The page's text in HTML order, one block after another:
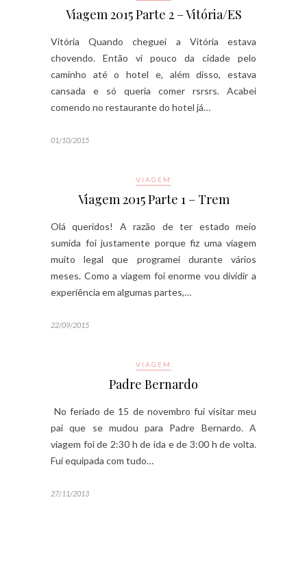
Viagem 2015 Parte 2 – Vitória/ES
Vitória Quando cheguei a Vitória estava
chovendo. Então vi pouco da cidade pelo
caminho até o hotel e, além disso, estava
cansada e só queria comer rsrsrs. Acabei
comendo no restaurante do hotel já…
01/10/2015
VIAGEM
Viagem 2015 Parte 1 – Trem
Olá queridos! A razão de ter estado meio
sumida foi justamente porque fiz uma viagem
muito legal que programei durante vários
meses. Como a viagem foi enorme vou dividir a
experiência em algumas partes,…
22/09/2015
VIAGEM
Padre Bernardo
No feriado de 15 de novembro fui visitar meu
pai que se mudou para Padre Bernardo. A
viagem foi de 2:30 h de ida e de 3:00 h de volta.
Fui equipada com tudo…
27/11/2013